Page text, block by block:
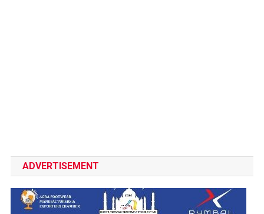
ADVERTISEMENT